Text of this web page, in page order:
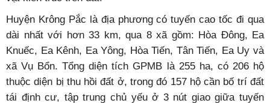
Huyện Krông Pắc là địa phương có tuyến cao tốc đi qua
dài nhất với hơn 33 km, qua 8 xã gồm: Hòa Đông, Ea
Knuếc, Ea Kênh, Ea Yông, Hòa Tiến, Tân Tiến, Ea Uy và
xã Vụ Bổn. Tổng diện tích GPMB là 255 ha, có 206 hộ
thuộc diện bị thu hồi đất ở, trong đó 157 hộ cần bố trí đất
tái định cư, tập trung chủ yếu ở 3 nút giao giữa tuyến